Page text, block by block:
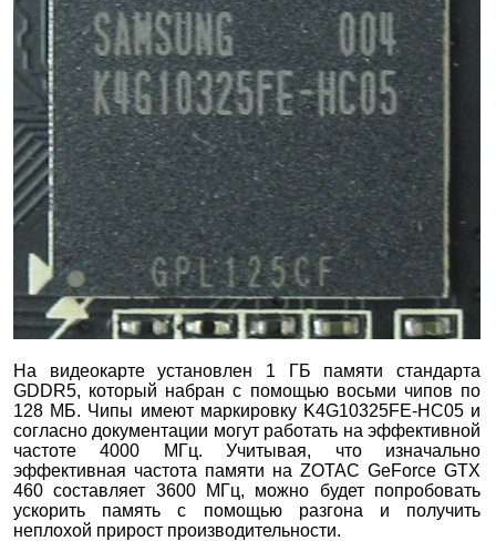
На видеокарте установлен 1 ГБ памяти стандарта
GDDR5, который набран с помощью восьми чипов по
128 МБ. Чипы имеют маркировку K4G10325FE-HC05 и
согласно документации могут работать на эффективной
частоте 4000 МГц. Учитывая, что изначально
эффективная частота памяти на ZOTAC GeForce GTX
460 составляет 3600 МГц, можно будет попробовать
ускорить память с помощью разгона и получить
неплохой прирост производительности.